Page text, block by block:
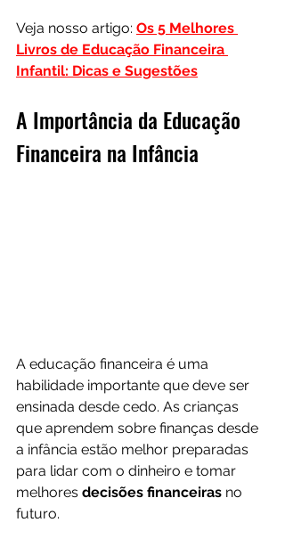
Veja nosso artigo: Os 5 Melhores
Livros de Educação Financeira
Infantil: Dicas e Sugestões
A Importância da Educação
Financeira na Infância
A educação financeira é uma
habilidade importante que deve ser
ensinada desde cedo. As crianças
que aprendem sobre finanças desde
a infância estão melhor preparadas
para lidar com o dinheiro e tomar
melhores decisões financeiras no
futuro.